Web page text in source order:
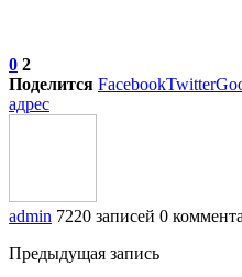
0 2
Поделится FacebookTwitter
адрес
admin 7220 записей 0
Предыдущая запись